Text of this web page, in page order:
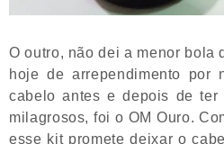
O outro, não dei a menor bola
hoje de arrependimento por
cabelo antes e depois de ter
milagrosos, foi o OM Ouro.
esse kit promete deixar o